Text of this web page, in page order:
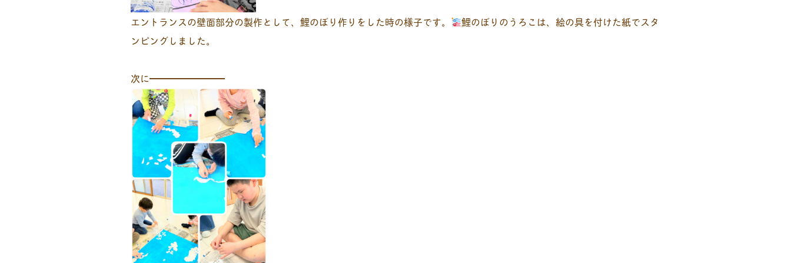
エントランスの壁面部分の製作として、鯉のぼり作りをした時の様子です。
鯉のぼりのうろこは、絵の具を付けた紙でスタ
ンピングしました。
次に━━━━━━━━